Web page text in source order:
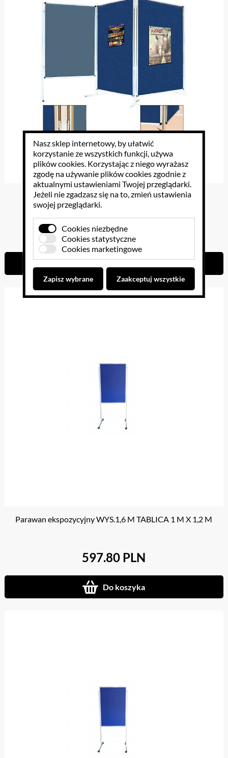
Parawan ekspozycyjny
1988.60 PLN
Parawan ekspozycyjny WYS.1,6 M TABLICA 1 M X 1,2 M
597.80 PLN
Do koszyka
Nasz sklep internetowy, by ułatwić
korzystanie ze wszystkich funkcji, używa
plików cookies. Korzystając z niego wyrażasz
zgodę na używanie plików cookies zgodnie z
aktualnymi ustawieniami Twojej przeglądarki.
Jeżeli nie zgadzasz się na to, zmień ustawienia
swojej przeglądarki.
Cookies niezbędne
Cookies statystyczne
Cookies marketingowe
Zapisz wybrane Zaakceptuj wszystkie